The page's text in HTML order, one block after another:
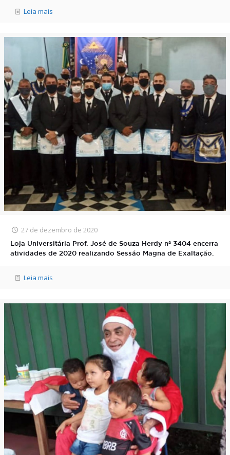
Leia mais
27 de dezembro de 2020
Loja Universitária Prof. José de Souza Herdy nº 3404 encerra
atividades de 2020 realizando Sessão Magna de Exaltação.
Leia mais